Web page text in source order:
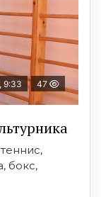
9:33 47
бокс,